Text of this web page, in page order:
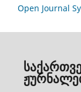
Open Journal